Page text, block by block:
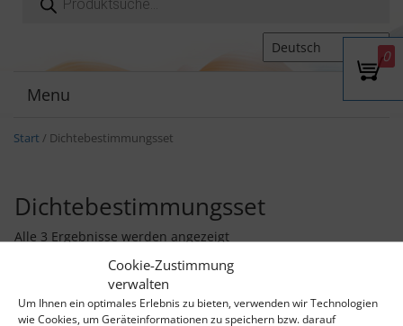
Cookie-Zustimmung
verwalten
Um Ihnen ein optimales Erlebnis zu bieten, verwenden wir Technologien
wie Cookies, um Geräteinformationen zu speichern bzw. darauf
T
v
t
Menu
Start / Dichtebestimmungsset
Dichtebestimmungsset
Alle 3 Ergebnisse werden angezeigtNach Beliebtheit sortiert
-5% -5%
0